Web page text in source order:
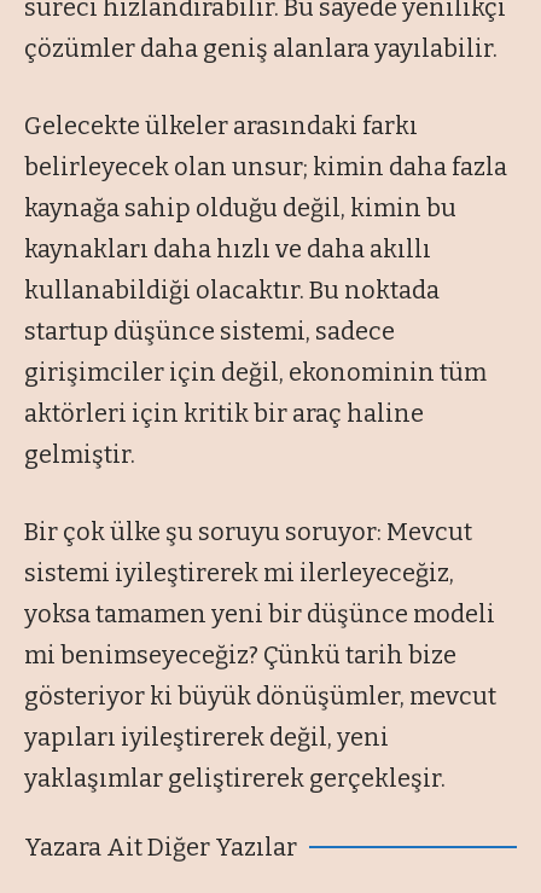
süreci hızlandırabilir. Bu sayede yenilikçi
çözümler daha geniş alanlara yayılabilir.
Gelecekte ülkeler arasındaki farkı
belirleyecek olan unsur; kimin daha fazla
kaynağa sahip olduğu değil, kimin bu
kaynakları daha hızlı ve daha akıllı
kullanabildiği olacaktır. Bu noktada
startup düşünce sistemi, sadece
girişimciler için değil, ekonominin tüm
aktörleri için kritik bir araç haline
gelmiştir.
Bir çok ülke şu soruyu soruyor: Mevcut
sistemi iyileştirerek mi ilerleyeceğiz,
yoksa tamamen yeni bir düşünce modeli
mi benimseyeceğiz? Çünkü tarih bize
gösteriyor ki büyük dönüşümler, mevcut
yapıları iyileştirerek değil, yeni
yaklaşımlar geliştirerek gerçekleşir.
Yazara Ait Diğer Yazılar